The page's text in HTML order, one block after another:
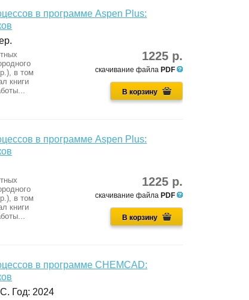
в программе Aspen Plus:
1225 р.
скачивание файла PDF
В корзину
в том
книги
в программе Aspen Plus:
1225 р.
скачивание файла PDF
В корзину
в том
книги
в программе CHEMCAD:
Год: 2024